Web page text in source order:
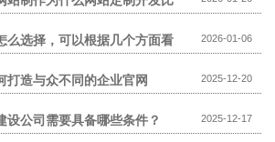
么选择，可以根据几个方面看 2026-01-06
打造与众不同的企业官网 2025-12-20
设公司需要具备哪些条件？ 2025-12-17